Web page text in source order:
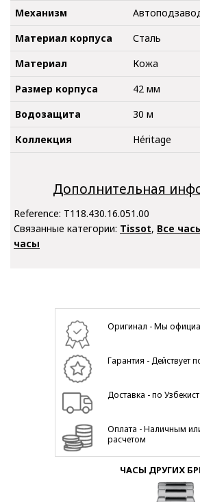
Механизм
Материал корпуса
Сталь
Материал
Кожа
Размер корпуса
42 мм
Водозащита
30 м
Коллекция
Héritage
Дополнительная
Reference: T118.430.16.051.00
Связанные категории: Tissot, Все
часы
Оригинал - Мы
Гарантия - Действует
Доставка - по
Оплата - Наличным
расчетом
ЧАСЫ ДРУГИХ